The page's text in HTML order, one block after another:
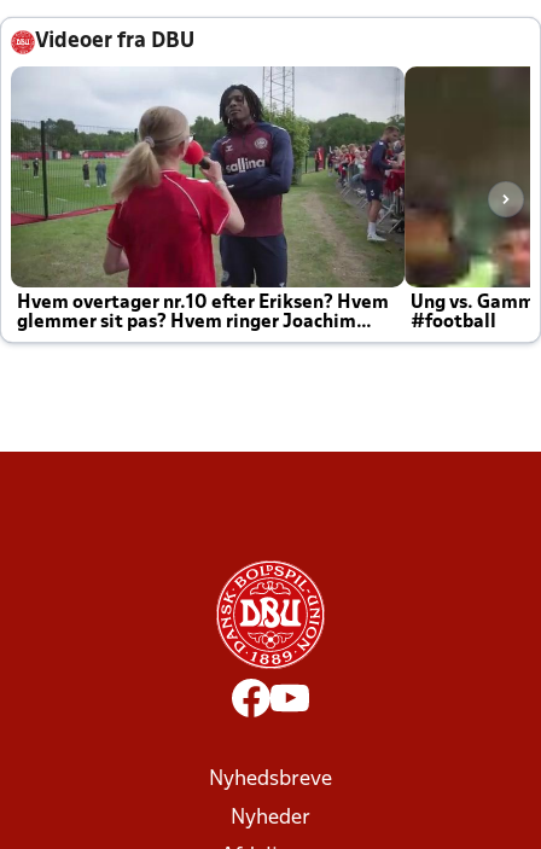
Videoer fra DBU
Hvem overtager nr.10 efter Eriksen? Hvem
glemmer sit pas? Hvem ringer Joachim
altid til efter kampe?
Ung vs.
#football
Nyhedsbreve
Nyheder